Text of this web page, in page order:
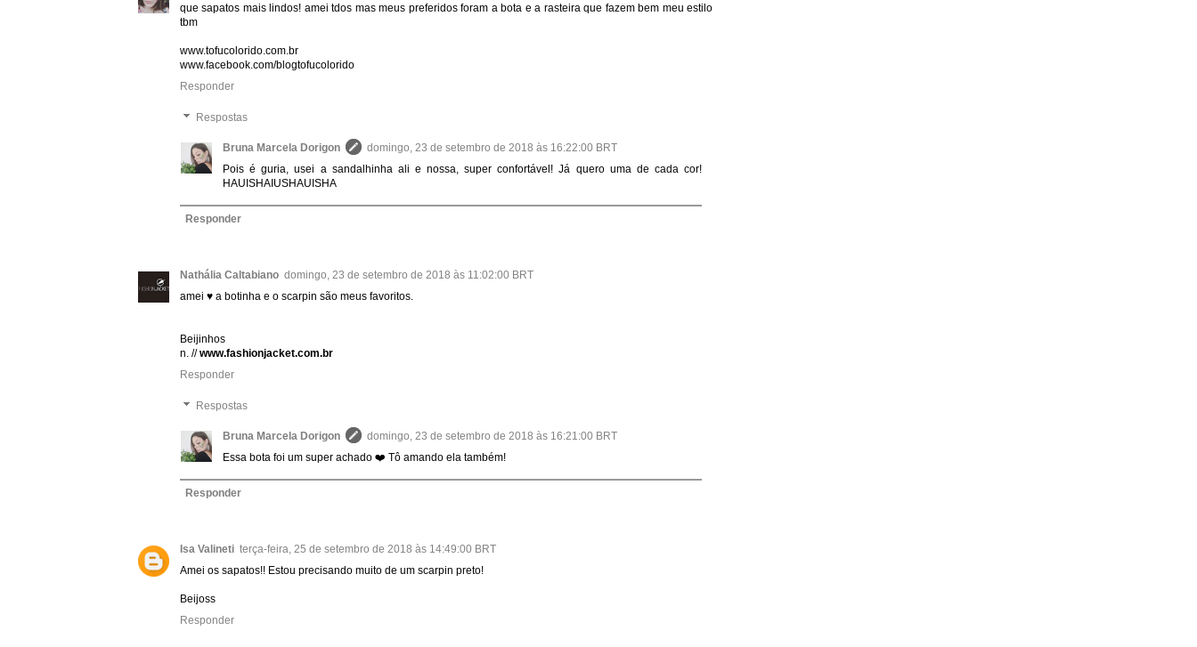
que sapatos mais lindos! amei tdos mas meus preferidos foram a bota e a rasteira que fazem bem meu estilo
tbm
www.tofucolorido.com.br
www.facebook.com/blogtofucolorido
Responder
Respostas
Bruna Marcela Dorigon
domingo, 23 de setembro de 2018 às 16:22:00 BRT
Pois é guria, usei a sandalhinha ali e nossa, super confortável! Já quero uma de cada cor!
HAUISHAIUSHAUISHA
Responder
Nathália Caltabiano domingo, 23 de setembro de 2018 às 11:02:00 BRT
amei ♥ a botinha e o scarpin são meus favoritos.
Beijinhos
n. //www.fashionjacket.com.br
Responder
Respostas
Bruna Marcela Dorigon
domingo, 23 de setembro de 2018 às 16:21:00 BRT
Essa bota foi um super achado ❤️ Tô amando ela também!
Responder
Isa Valineti terça-feira, 25 de setembro de 2018 às 14:49:00 BRT
Amei os sapatos!! Estou precisando muito de um scarpin preto!
Beijoss
Responder